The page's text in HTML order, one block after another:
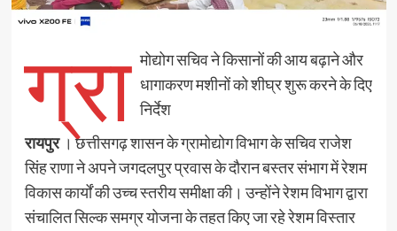
ग्रा मोद्योग सचिव ने किसानों की आय बढ़ाने और
धागाकरण मशीनों को शीघ्र शुरू करने के दिए
निर्देश
रायपुर। छत्तीसगढ़ शासन के ग्रामोद्योग विभाग के सचिव राजेश
सिंह राणा ने अपने जगदलपुर प्रवास के दौरान बस्तर संभाग में रेशम
विकास कार्यों की उच्च स्तरीय समीक्षा की। उन्होंने रेशम विभाग द्वारा
संचालित सिल्क समग्र योजना के तहत किए जा रहे रेशम विस्तार